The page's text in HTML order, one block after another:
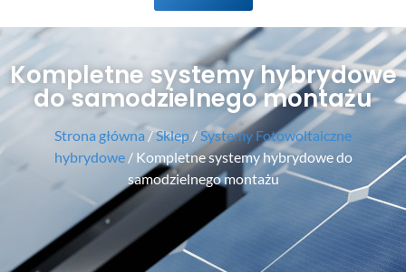
Kompletne systemy hybrydowe
do samodzielnego montażu
Strona główna/Sklep / Systemy Fotowoltaiczne
hybrydowe/ Kompletne systemy hybrydowe do
samodzielnego montażu